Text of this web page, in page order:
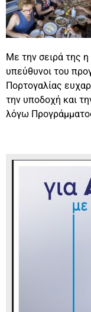
Με την σειρά της η
υπεύθυνοι του
Πορτογαλίας
την υποδοχή και
λόγω